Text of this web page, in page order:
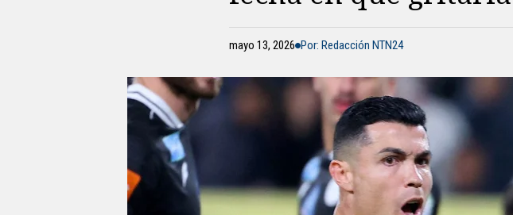
mayo 13, 2026 Por: Redacción NTN24